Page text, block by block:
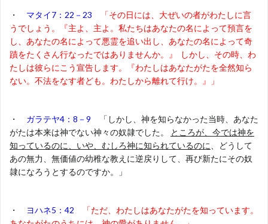
・ マタイ7：22－23
「その日には、大ぜいの者がわたしに言
うでしょう。『主よ、主よ。私たちはあなたの名によって預言を
し、あなたの名によって悪霊を追い出し、あなたの名によって奇
蹟をたくさん行なったではありませんか。』 しかし、その時、わ
たしは彼らにこう宣告します。『わたしはあなたがたを全然知ら
ない。不法をなす者ども。わたしから離れて行け。』」
・ ガラテヤ4：8－9 「しかし、神を知らなかった当時、あなた
がたは本来は神でない神々の奴隷でした。
ところが、今では神を
知っているのに、いや、むしろ神に知られているのに
、どうして
あの無力、無価値の幼稚な教えに逆戻りして、再び新たにその奴
隷になろうとするのですか。」
・ ヨハネ5：42
「ただ、わたしはあなたがたを知っています。